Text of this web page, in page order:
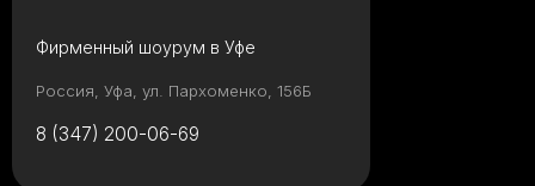
Фирменный шоурум в Уфе
Россия, Уфа, ул. Пархоменко, 156Б
8 (347) 200-06-69